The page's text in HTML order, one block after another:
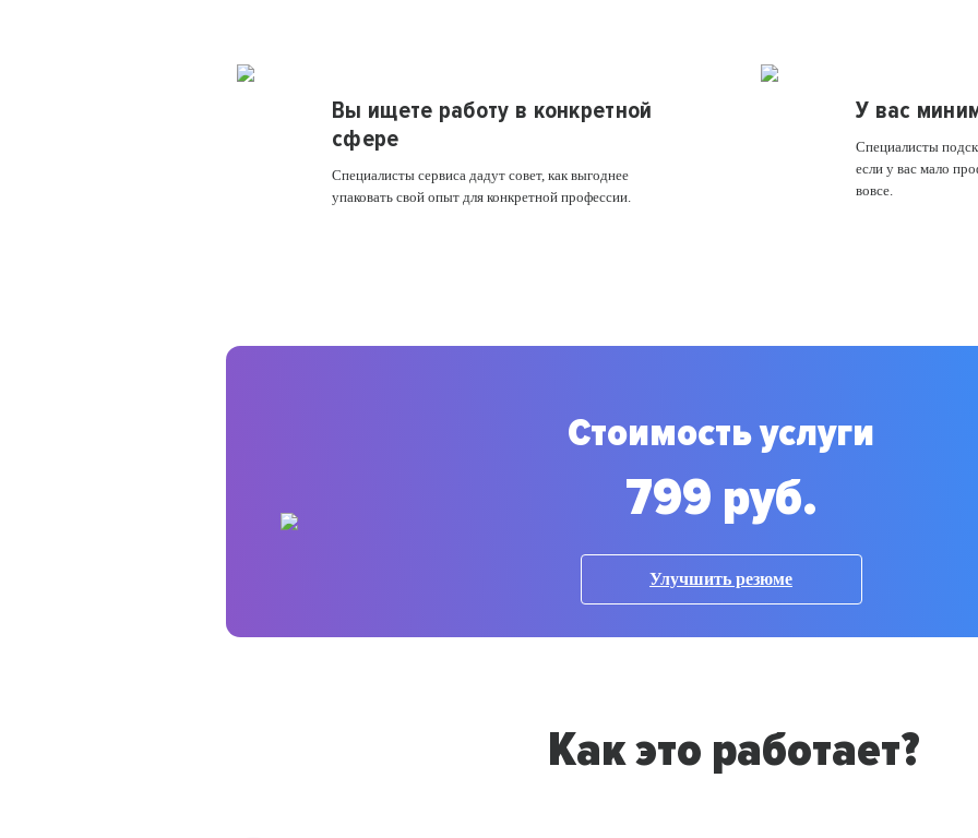
Вы ищете работу в конкретной
сфере
Специалисты сервиса дадут совет, как выгоднее
упаковать свой опыт для конкретной профессии.
У вас
Специалисты
если у вас мало
вовсе.
Стоимость услуги
799 руб.
Улучшить резюме
Как это работает?